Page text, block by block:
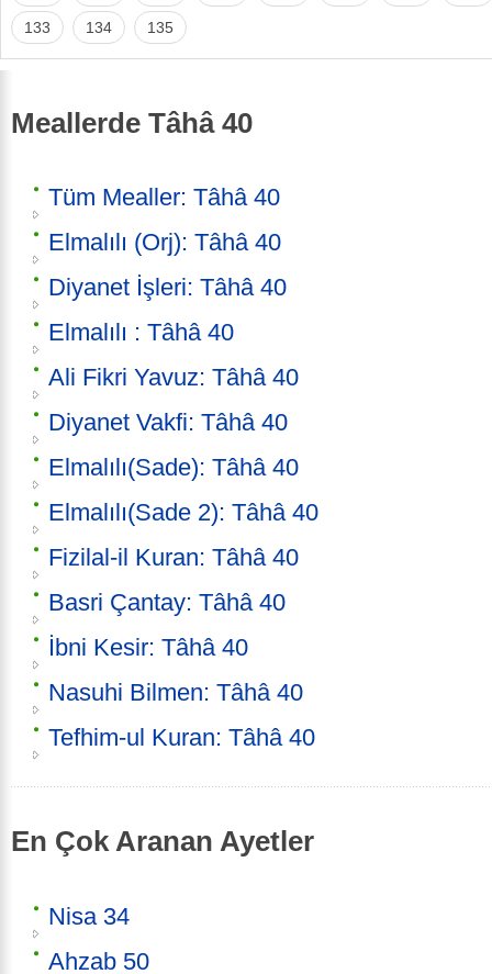
133 134 135
Meallerde Tâhâ 40
Tüm Mealler: Tâhâ 40
Elmalılı (Orj): Tâhâ 40
Diyanet İşleri: Tâhâ 40
Elmalılı : Tâhâ 40
Ali Fikri Yavuz: Tâhâ 40
Diyanet Vakfi: Tâhâ 40
Elmalılı(Sade): Tâhâ 40
Elmalılı(Sade 2): Tâhâ 40
Fizilal-il Kuran: Tâhâ 40
Basri Çantay: Tâhâ 40
İbni Kesir: Tâhâ 40
Nasuhi Bilmen: Tâhâ 40
Tefhim-ul Kuran: Tâhâ 40
En Çok Aranan Ayetler
Nisa 34
Ahzab 50